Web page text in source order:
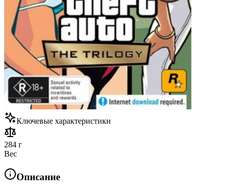
Ключевые характеристики
284 г
Вес
Описание